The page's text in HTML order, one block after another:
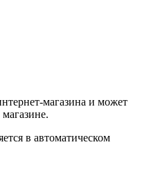
магазина и может
в автоматическом